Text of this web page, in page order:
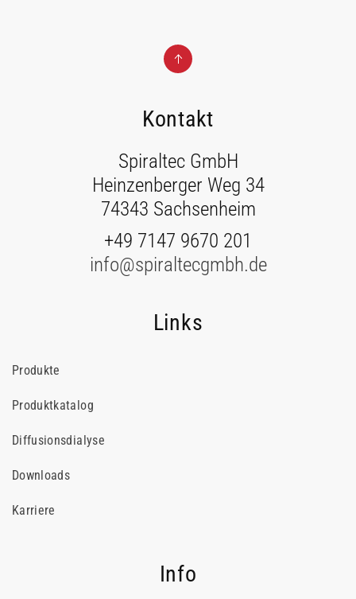
Kontakt
Spiraltec GmbH
Heinzenberger Weg 34
74343 Sachsenheim
+49 7147 9670 201
info@spiraltecgmbh.de
Links
Produkte
Produktkatalog
Diffusionsdialyse
Downloads
Karriere
Info